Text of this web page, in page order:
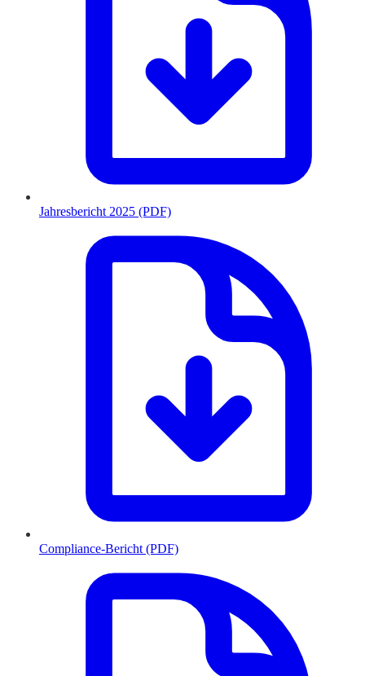
Jahresbericht 2025 (PDF)
Compliance-Bericht (PDF)